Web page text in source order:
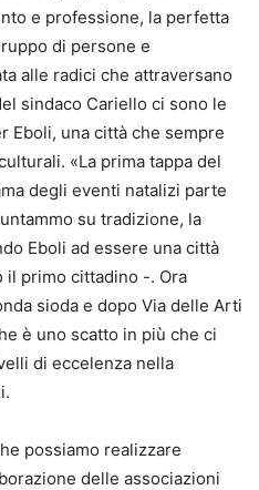
e professione, la perfetta
di persone e
alle radici che attraversano
sindaco Cariello ci sono le
Eboli, una città che sempre
«La prima tappa del
degli eventi natalizi parte
su tradizione, la
Eboli ad essere una città
il primo cittadino -. Ora
sioda e dopo Via delle Arti
è uno scatto in più che ci
di eccelenza nella
possiamo realizzare
delle associazioni